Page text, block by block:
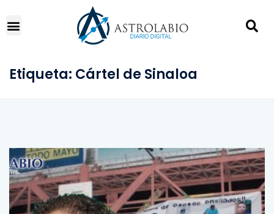
Etiqueta: Cártel de Sinaloa